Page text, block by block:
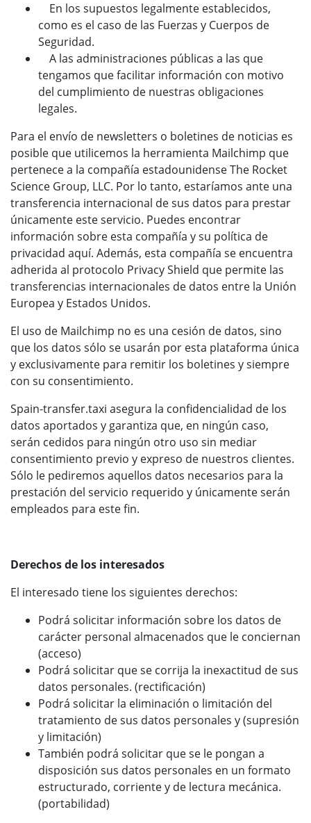
En los supuestos legalmente establecidos,
como es el caso de las Fuerzas y Cuerpos de
Seguridad.
A las administraciones públicas a las que
tengamos que facilitar información con motivo
del cumplimiento de nuestras obligaciones
legales.
Para el envío de newsletters o boletines de noticias es
posible que utilicemos la herramienta Mailchimp que
pertenece a la compañía estadounidense The Rocket
Science Group, LLC. Por lo tanto, estaríamos ante una
transferencia internacional de sus datos para prestar
únicamente este servicio. Puedes encontrar
información sobre esta compañía y su política de
privacidad aquí. Además, esta compañía se encuentra
adherida al protocolo Privacy Shield que permite las
transferencias internacionales de datos entre la Unión
Europea y Estados Unidos.
El uso de Mailchimp no es una cesión de datos, sino
que los datos sólo se usarán por esta plataforma única
y exclusivamente para remitir los boletines y siempre
con su consentimiento.
Spain-transfer.taxi asegura la confidencialidad de los
datos aportados y garantiza que, en ningún caso,
serán cedidos para ningún otro uso sin mediar
consentimiento previo y expreso de nuestros clientes.
Sólo le pediremos aquellos datos necesarios para la
prestación del servicio requerido y únicamente serán
empleados para este fin.
Derechos de los interesados
El interesado tiene los siguientes derechos:
Podrá solicitar información sobre los datos de
carácter personal almacenados que le conciernan
(acceso)
Podrá solicitar que se corrija la inexactitud de sus
datos personales. (rectificación)
Podrá solicitar la eliminación o limitación del
tratamiento de sus datos personales y (supresión
y limitación)
También podrá solicitar que se le pongan a
disposición sus datos personales en un formato
estructurado, corriente y de lectura mecánica.
(portabilidad)